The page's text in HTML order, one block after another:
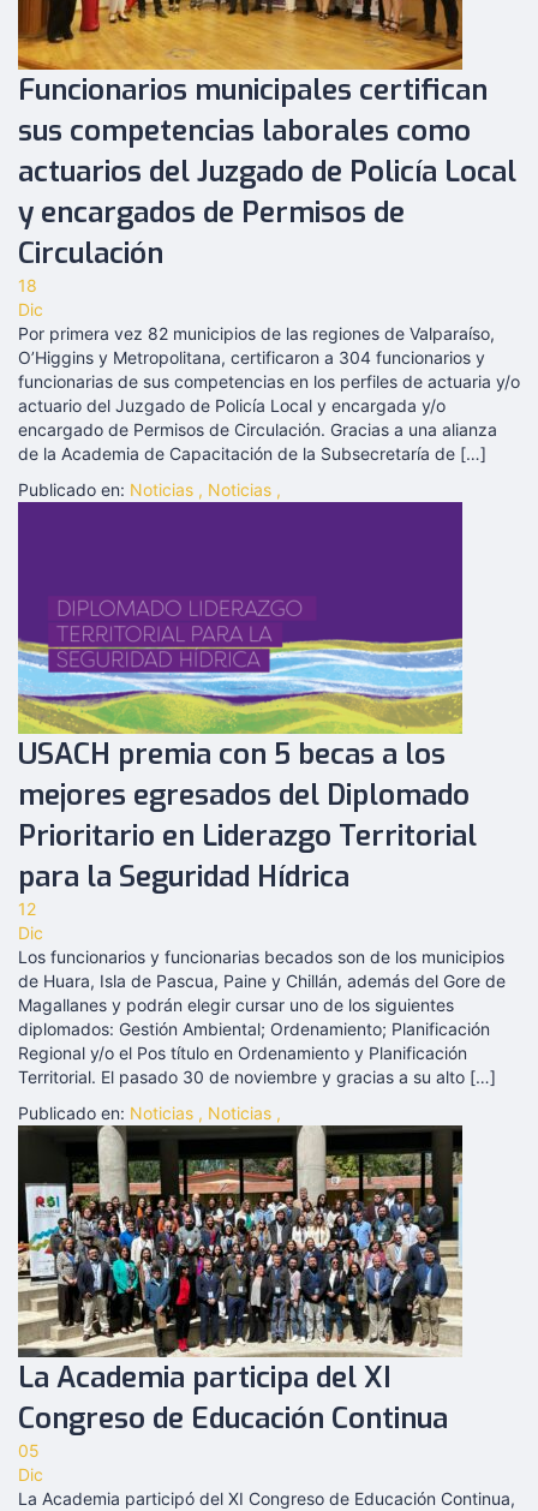
Funcionarios municipales certifican
sus competencias laborales como
actuarios del Juzgado de Policía Local
y encargados de Permisos de
Circulación
18
Dic
Por primera vez 82 municipios de las regiones de Valparaíso,
O’Higgins y Metropolitana, certificaron a 304 funcionarios y
funcionarias de sus competencias en los perfiles de actuaria y/o
actuario del Juzgado de Policía Local y encargada y/o
encargado de Permisos de Circulación. Gracias a una alianza
de la Academia de Capacitación de la Subsecretaría de […]
Publicado en: Noticias , Noticias ,
USACH premia con 5 becas a los
mejores egresados del Diplomado
Prioritario en Liderazgo Territorial
para la Seguridad Hídrica
12
Dic
Los funcionarios y funcionarias becados son de los municipios
de Huara, Isla de Pascua, Paine y Chillán, además del Gore de
Magallanes y podrán elegir cursar uno de los siguientes
diplomados: Gestión Ambiental; Ordenamiento; Planificación
Regional y/o el Pos título en Ordenamiento y Planificación
Territorial. El pasado 30 de noviembre y gracias a su alto […]
Publicado en: Noticias , Noticias ,
La Academia participa del XI
Congreso de Educación Continua
05
Dic
La Academia participó del XI Congreso de Educación Continua,